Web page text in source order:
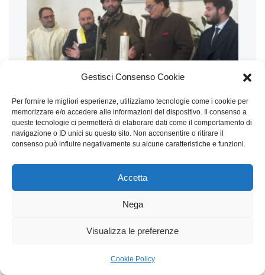
Gestisci Consenso Cookie
Per fornire le migliori esperienze, utilizziamo tecnologie come i cookie per
memorizzare e/o accedere alle informazioni del dispositivo. Il consenso a
queste tecnologie ci permetterà di elaborare dati come il comportamento di
navigazione o ID unici su questo sito. Non acconsentire o ritirare il
consenso può influire negativamente su alcune caratteristiche e funzioni.
Accetta
Nega
Visualizza le preferenze
Cookie Policy